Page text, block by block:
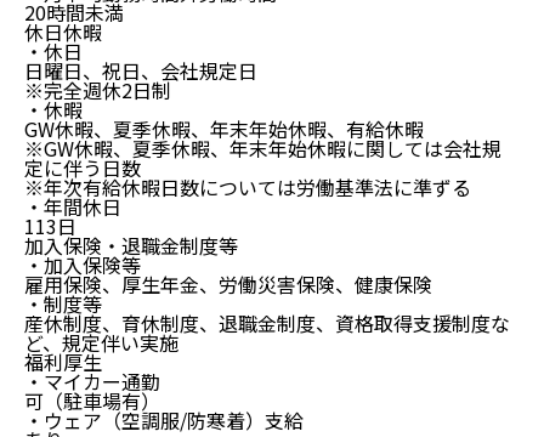
20時間未満
休日休暇
・休日
日曜日、祝日、会社規定日
※完全週休2日制
・休暇
GW休暇、夏季休暇、年末年始休暇、有給休暇
※GW休暇、夏季休暇、年末年始休暇に関しては会社規
定に伴う日数
※年次有給休暇日数については労働基準法に準ずる
・年間休日
113日
加入保険・退職金制度等
・加入保険等
雇用保険、厚生年金、労働災害保険、健康保険
・制度等
産休制度、育休制度、退職金制度、資格取得支援制度な
ど、規定伴い実施
福利厚生
・マイカー通勤
可（駐車場有）
・ウェア（空調服/防寒着）支給